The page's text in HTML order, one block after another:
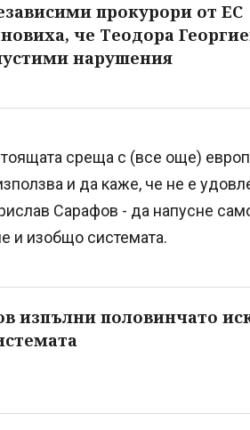
прокурори от ЕС
че Теодора
нарушения
среща с (все още)
и да каже, че не е
Сарафов - да напусне
и изобщо системата.
изпълни половинчато